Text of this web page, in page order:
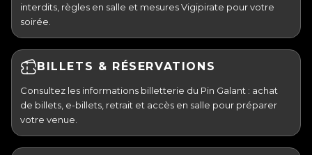
interdits, règles en salle et mesures Vigipirate pour votre
soirée.
BILLETS & RÉSERVATIONS
Consultez les informations billetterie du Pin Galant : achat
de billets, e-billets, retrait et accès en salle pour préparer
votre venue.